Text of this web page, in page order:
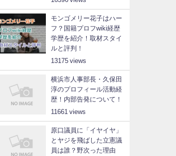
モンゴメリー花子はハー
フ？国籍プロフwiki経歴
学歴を紹介！取材スタイ
ルと評判！
13175
横浜市人事部長・久保田
淳のプロフィール活動経
歴！内部告発について！
11661
原口議員に「イヤイヤ」
とヤジを飛ばした立憲議
員は誰？野次った理由